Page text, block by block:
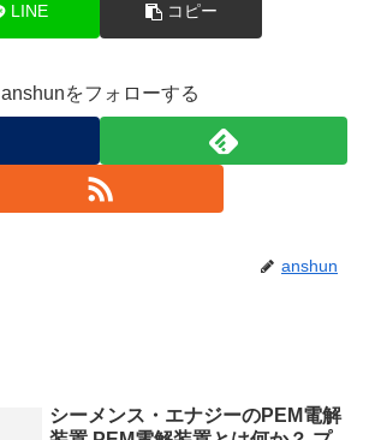
LINE コピー
anshunをフォローする
anshun
シーメンス・エナジーのPEM電解